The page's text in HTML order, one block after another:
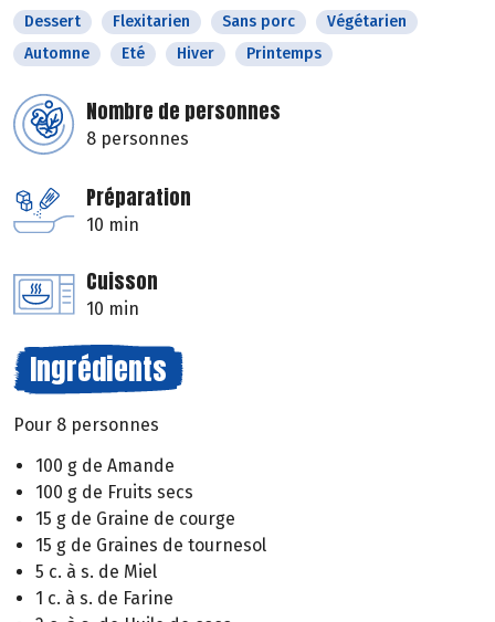
Dessert Flexitarien Sans porc
Végétarien
Automne
Eté Hiver Printemps
Nombre de personnes
8 personnes
Préparation
10 min
Cuisson
10 min
Ingrédients
Pour 8 personnes
100 g de Amande
100 g de Fruits secs
15 g de Graine de courge
15 g de Graines de tournesol
5 c. à s. de Miel
1 c. à s. de Farine